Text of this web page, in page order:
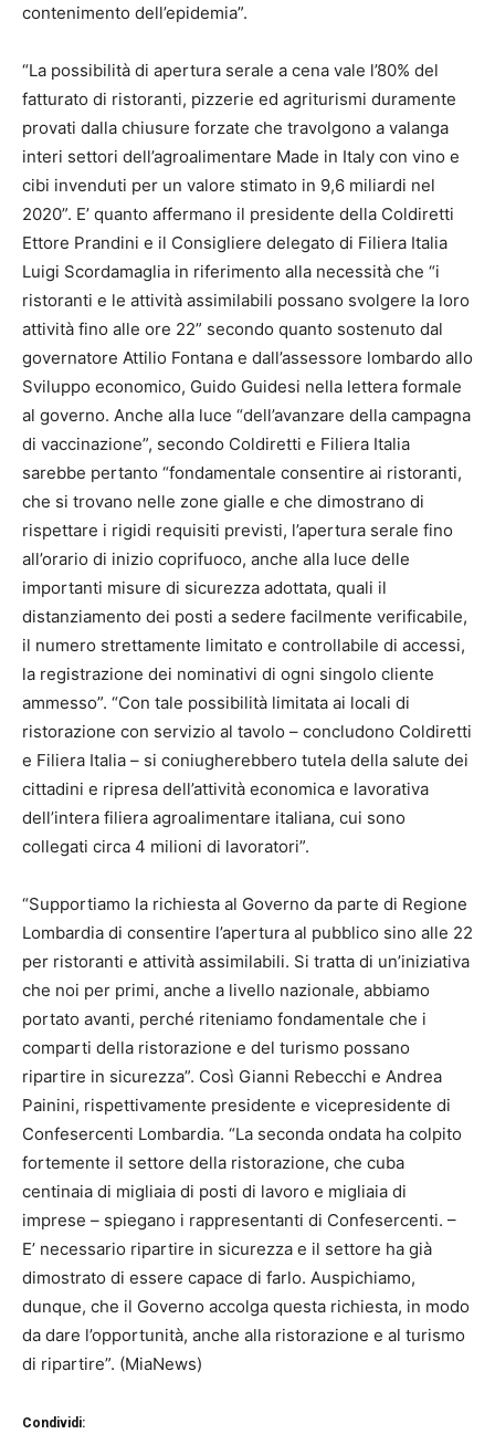
contenimento dell’epidemia”.
“La possibilità di apertura serale a cena vale l’80% del
fatturato di ristoranti, pizzerie ed agriturismi duramente
provati dalla chiusure forzate che travolgono a valanga
interi settori dell’agroalimentare Made in Italy con vino e
cibi invenduti per un valore stimato in 9,6 miliardi nel
2020”. E’ quanto affermano il presidente della Coldiretti
Ettore Prandini e il Consigliere delegato di Filiera Italia
Luigi Scordamaglia in riferimento alla necessità che “i
ristoranti e le attività assimilabili possano svolgere la loro
attività fino alle ore 22” secondo quanto sostenuto dal
governatore Attilio Fontana e dall’assessore lombardo allo
Sviluppo economico, Guido Guidesi nella lettera formale
al governo. Anche alla luce “dell’avanzare della campagna
di vaccinazione”, secondo Coldiretti e Filiera Italia
sarebbe pertanto “fondamentale consentire ai ristoranti,
che si trovano nelle zone gialle e che dimostrano di
rispettare i rigidi requisiti previsti, l’apertura serale fino
all’orario di inizio coprifuoco, anche alla luce delle
importanti misure di sicurezza adottata, quali il
distanziamento dei posti a sedere facilmente verificabile,
il numero strettamente limitato e controllabile di accessi,
la registrazione dei nominativi di ogni singolo cliente
ammesso”. “Con tale possibilità limitata ai locali di
ristorazione con servizio al tavolo – concludono Coldiretti
e Filiera Italia – si coniugherebbero tutela della salute dei
cittadini e ripresa dell’attività economica e lavorativa
dell’intera filiera agroalimentare italiana, cui sono
collegati circa 4 milioni di lavoratori”.
“Supportiamo la richiesta al Governo da parte di Regione
Lombardia di consentire l’apertura al pubblico sino alle 22
per ristoranti e attività assimilabili. Si tratta di un’iniziativa
che noi per primi, anche a livello nazionale, abbiamo
portato avanti, perché riteniamo fondamentale che i
comparti della ristorazione e del turismo possano
ripartire in sicurezza”. Così Gianni Rebecchi e Andrea
Painini, rispettivamente presidente e vicepresidente di
Confesercenti Lombardia. “La seconda ondata ha colpito
fortemente il settore della ristorazione, che cuba
centinaia di migliaia di posti di lavoro e migliaia di
imprese – spiegano i rappresentanti di Confesercenti. –
E’ necessario ripartire in sicurezza e il settore ha già
dimostrato di essere capace di farlo. Auspichiamo,
dunque, che il Governo accolga questa richiesta, in modo
da dare l’opportunità, anche alla ristorazione e al turismo
di ripartire”. (MiaNews)
Condividi: